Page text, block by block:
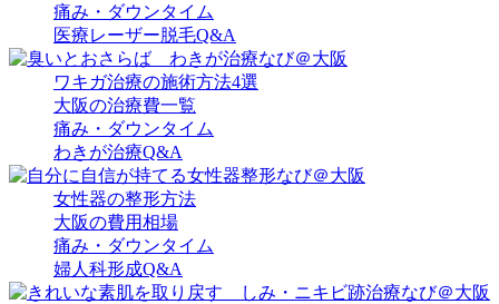
痛み・ダウンタイム
医療レーザー脱毛Q&A
ワキガ治療の施術方法4選
大阪の治療費一覧
痛み・ダウンタイム
わきが治療Q&A
女性器の整形方法
大阪の費用相場
痛み・ダウンタイム
婦人科形成Q&A